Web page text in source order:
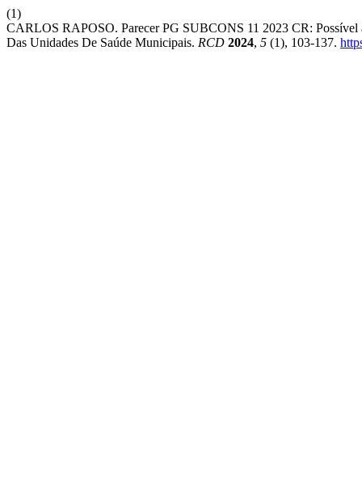
(1)
CARLOS RAPOSO. Parecer PG SUBCONS 11 2023 CR:
Das Unidades De Saúde Municipais. RCD 2024, 5 (1), 103-137.